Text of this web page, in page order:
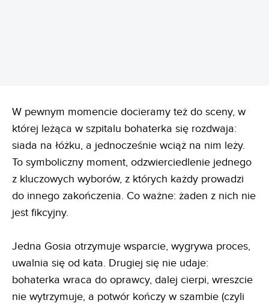
W pewnym momencie docieramy też do sceny, w
której leżąca w szpitalu bohaterka się rozdwaja:
siada na łóżku, a jednocześnie wciąż na nim leży.
To symboliczny moment, odzwierciedlenie jednego
z kluczowych wyborów, z których każdy prowadzi
do innego zakończenia. Co ważne: żaden z nich nie
jest fikcyjny.
Jedna Gosia otrzymuje wsparcie, wygrywa proces,
uwalnia się od kata. Drugiej się nie udaje:
bohaterka wraca do oprawcy, dalej cierpi, wreszcie
nie wytrzymuje, a potwór kończy w szambie (czyli